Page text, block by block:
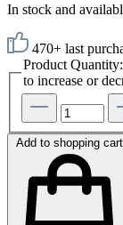
In stock and
470+ last
Product
to increase or
Add to shopping cart